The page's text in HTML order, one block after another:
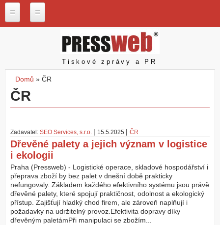
P
e
b
.
c
N
a
š
e
s
l
u
ž
b
y
Pressweb
Tiskové zprávy a PR
Jste zde
Domů » ČR
ČR
Zadavatel: SEO Services, s.r.o. | 15.5.2025 | ČR
Dřevěné palety a jejich význam v logistice
i ekologii
Praha (Pressweb) - Logistické operace, skladové hospodářství i
přeprava zboží by bez palet v dnešní době prakticky
nefungovaly. Základem každého efektivního systému jsou právě
dřevěné palety, které spojují praktičnost, odolnost a ekologický
přístup. Zajišťují hladký chod firem, ale zároveň naplňují i
požadavky na udržitelný provoz.Efektivita dopravy díky
dřevěným paletámPři manipulaci se zbožím...